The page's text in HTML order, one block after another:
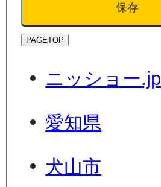
保存
PAGETOP
ニッショー.jp
愛知県
犬山市